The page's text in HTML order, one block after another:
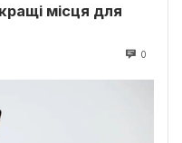
місця для
0